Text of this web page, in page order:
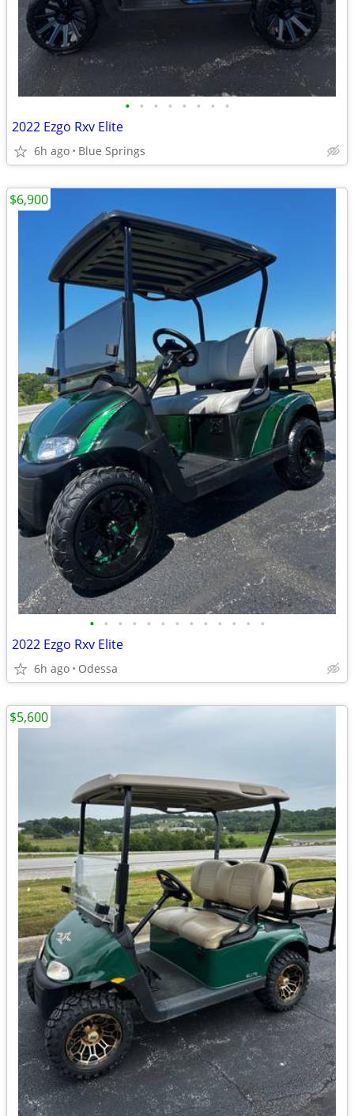
• • • • • • • •
2022 Ezgo Rxv Elite
6h ago Blue Springs
• • • • • • • • • • • • •
2022 Ezgo Rxv Elite
6h ago Odessa
$6,900
$5,600